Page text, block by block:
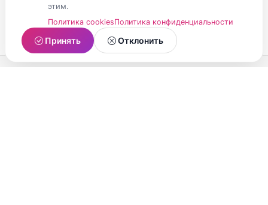
этим.
Политика cookiesПолитика конфиденциальности
Принять Отклонить